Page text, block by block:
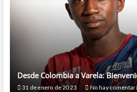
Desde Colombia a Varela:
31 de enero de 2023 No hay